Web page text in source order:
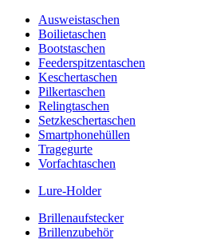
Ausweistaschen
Boilietaschen
Bootstaschen
Feederspitzentaschen
Keschertaschen
Pilkertaschen
Relingtaschen
Setzkeschertaschen
Smartphonehüllen
Tragegurte
Vorfachtaschen
Lure-Holder
Brillenaufstecker
Brillenzubehör